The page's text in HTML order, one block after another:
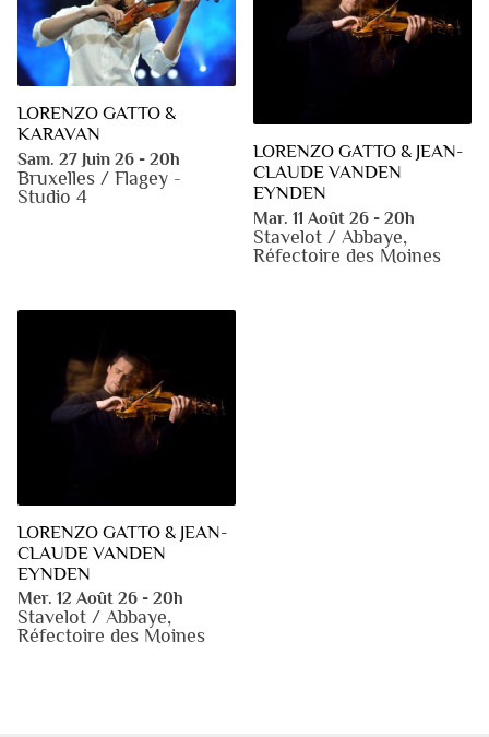
LORENZO GATTO &
KARAVAN
Sam. 27 Juin 26 - 20h
Bruxelles / Flagey -
Studio 4
LORENZO GATTO & JEAN-
CLAUDE VANDEN
EYNDEN
Mar. 11 Août 26 - 20h
Stavelot / Abbaye,
Réfectoire des Moines
LORENZO GATTO & JEAN-
CLAUDE VANDEN
EYNDEN
Mer. 12 Août 26 - 20h
Stavelot / Abbaye,
Réfectoire des Moines